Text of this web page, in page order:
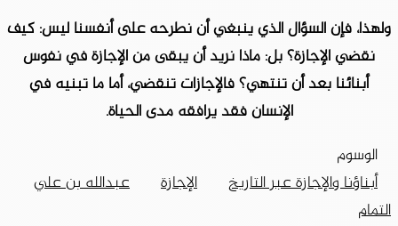
ولهذا، فإن السؤال الذي ينبغي أن نطرحه على أنفسنا ليس: كيف
نقضي الإجازة؟ بل: ماذا نريد أن يبقى من الإجازة في نفوس
أبنائنا بعد أن تنتهي؟ فالإجازات تنقضي، أما ما تبنيه في
الإنسان فقد يرافقه مدى الحياة.
الوسوم
أبناؤنا والإجازة عبر التاريخ
الإجازة
عبدالله بن علي
التمام